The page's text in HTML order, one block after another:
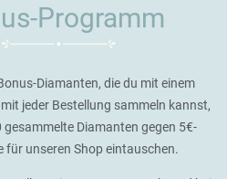
Programm
Diamanten, die du mit einem
jeder Bestellung sammeln kannst,
gesammelte Diamanten gegen 5€-
für unseren Shop eintauschen.